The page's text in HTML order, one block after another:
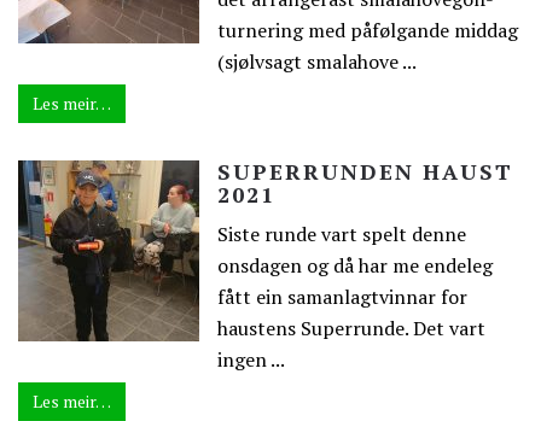
turnering med påfølgande middag
(sjølvsagt smalahove ...
Les meir…
SUPERRUNDEN HAUST
2021
Siste runde vart spelt denne
onsdagen og då har me endeleg
fått ein samanlagtvinnar for
haustens Superrunde. Det vart
ingen ...
Les meir…